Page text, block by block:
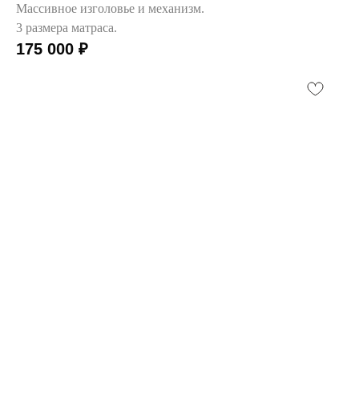
Массивное изголовье и механизм.
3 размера матраса.
175 000 ₽